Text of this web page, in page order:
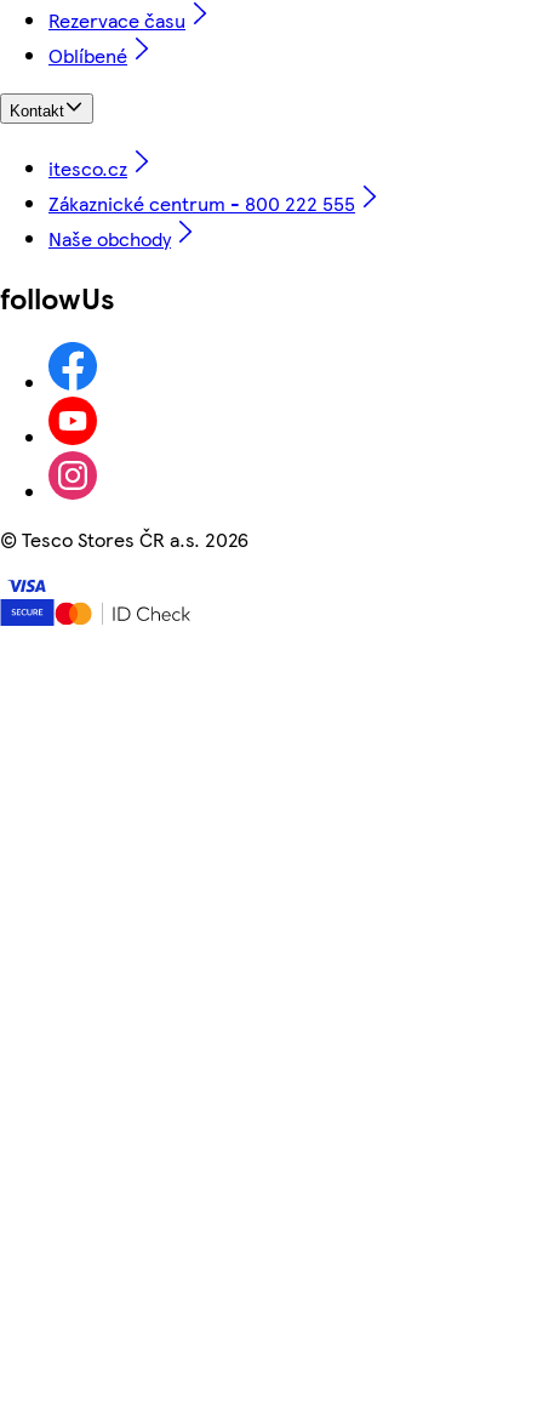
Rezervace času
Oblíbené
Kontakt
itesco.cz
Zákaznické centrum - 800 222 555
Naše obchody
followUs
©Tesco Stores ČR a.s. 2026